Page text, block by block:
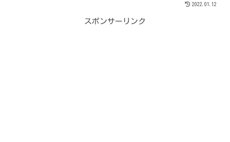
2022.01.12
スポンサーリンク